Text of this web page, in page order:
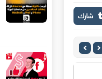
شارك